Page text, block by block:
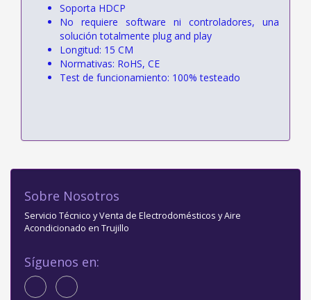
Soporta HDCP
No requiere software ni controladores, una
solución totalmente plug and play
Longitud: 15 CM
Normativas: RoHS, CE
Test de funcionamiento: 100% testeado
Sobre Nosotros
Servicio Técnico y Venta de Electrodomésticos y Aire
Acondicionado en Trujillo
Síguenos en: